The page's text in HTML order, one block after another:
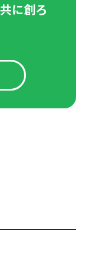
に創ろ